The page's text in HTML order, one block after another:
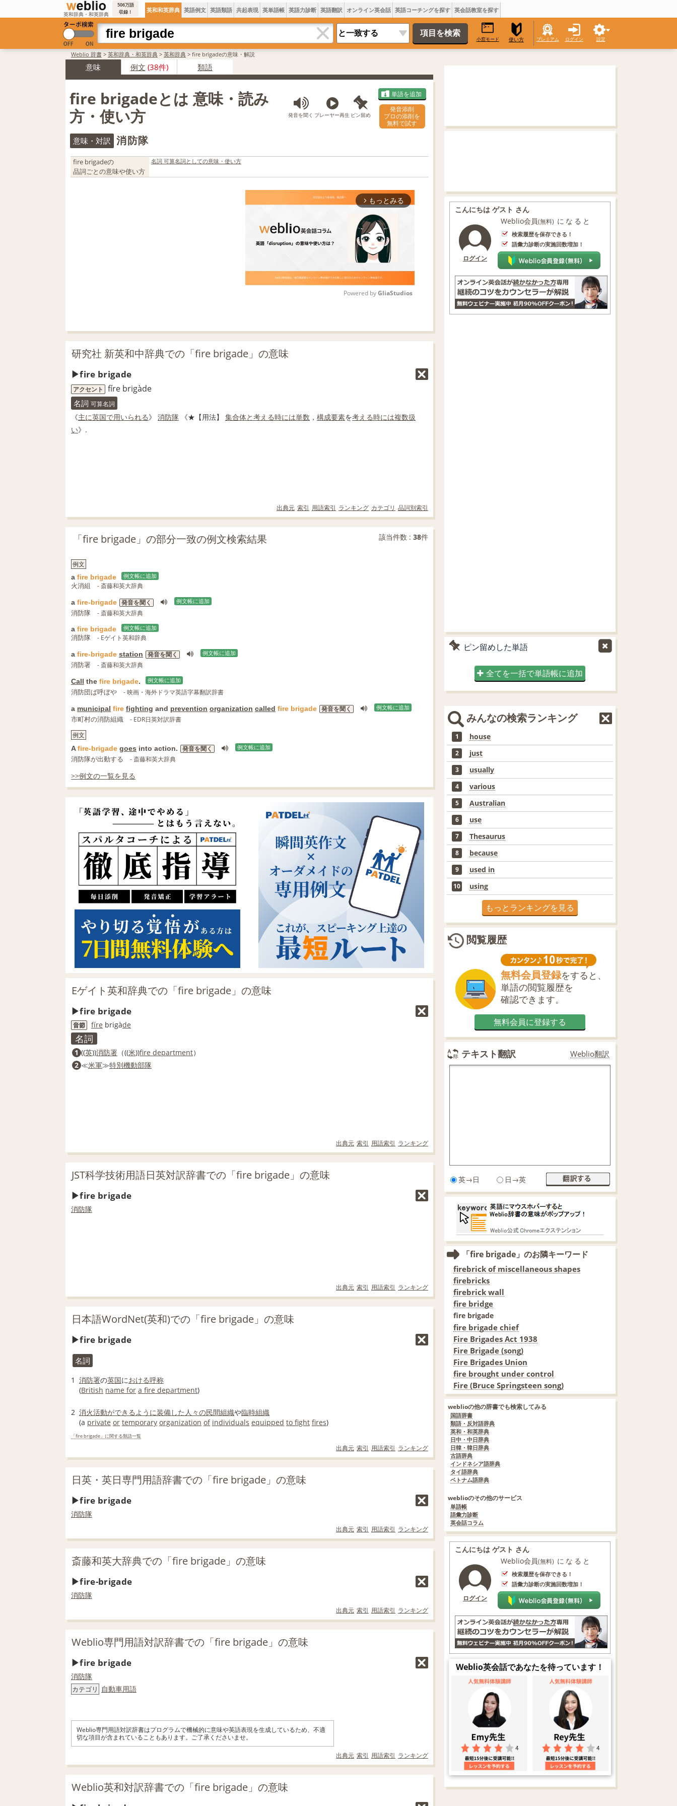
英和辞典・和英辞典
506万語
収録！
英和和英辞典 英語例文 英語類語 共起表現 英単語帳 英語力診断 英語翻訳 オンライン英会話 英語コーチングを探す 英会話教室を探す
小窓モード 使い方 プレミアム ログイン 設定
Weblio 辞書 > 英和辞典・和英辞典 > 英和辞典 > fire brigadeの意味・解説
意味 例文 (38件) 類語
fire brigadeとは 意味・読み
方・使い方
発音を聞く プレーヤー再生 ピン留め
単語を追加
発音添削
プロの添削を
無料で試す
意味・対訳 消防隊
fire brigadeの
品詞ごとの意味や使い方
名詞 可算名詞としての意味・使い方
arrow_forward_ios もっとみる
Powered by GliaStudios
研究社 新英和中辞典での「fire brigade」の意味
fire brigade
アクセント fíre brigàde
名詞 可算名詞
《主に英国で用いられる》 消防隊 《★ 【用法】 集合体と考える時には単数 ， 構成要素を考える時には複数扱
い》.
出典元 索引 用語索引 ランキング カテゴリ 品詞別索引
「fire brigade」の部分一致の例文検索結果 該当件数 : 38件
例文
a fire brigade 例文帳に追加
火消組 - 斎藤和英大辞典
a fire-brigade 発音を聞く 例文帳に追加
消防隊 - 斎藤和英大辞典
a fire brigade 例文帳に追加
消防隊 - Eゲイト英和辞典
a fire-brigade station 発音を聞く 例文帳に追加
消防署 - 斎藤和英大辞典
Call the fire brigade. 例文帳に追加
消防団ば呼ぼや - 映画・海外ドラマ英語字幕翻訳辞書
a municipal fire fighting and prevention organization called fire brigade 発音を聞く 例文帳に追加
市町村の消防組織
- EDR日英対訳辞書
例文
Afire-brigade goes into action. 発音を聞く 例文帳に追加
消防隊が出動する - 斎藤和英大辞典
>>例文の一覧を見る
Eゲイト英和辞典での「fire brigade」の意味
fire brigade
音節 fire brigàde
名詞
1 ((英))消防署 （((米))fire department）
2 ≪米軍≫特別機動部隊
出典元 索引 用語索引 ランキング
JST科学技術用語日英対訳辞書での「fire brigade」の意味
fire brigade
消防隊
出典元 索引 用語索引 ランキング
日本語WordNet(英和)での「fire brigade」の意味
fire brigade
名詞
1 消防署の英国における呼称
(British name for a fire department)
2 消火活動ができる ように装備した 人々の民間組織や臨時組織
(a private or temporary organization of individuals equipped to fight fires)
「fire brigade」に関する類語一覧
出典元 索引 用語索引 ランキング
日英・英日専門用語辞書での「fire brigade」の意味
fire brigade
消防隊
出典元 索引 用語索引 ランキング
斎藤和英大辞典での「fire brigade」の意味
fire-brigade
消防隊
出典元 索引 用語索引 ランキング
Weblio専門用語対訳辞書での「fire brigade」の意味
fire brigade
消防隊
カテゴリ 自動車用語
Weblio専門用語対訳辞書はプログラムで機械的に意味や英語表現を生成しているため、不適
切な項目が含まれていることもあります。ご了承くださいませ。
出典元 索引 用語索引 ランキング
Weblio英和対訳辞書での「fire brigade」の意味
こんにちは ゲスト さん
ログイン
Weblio会員(無料) になると
検索履歴を保存できる！
語彙力診断の実施回数増加！
ピン留めした単語
全てを一括で単語帳に追加
みんなの検索ランキング
1 house
2 just
3 usually
4 various
5 Australian
6 use
7 Thesaurus
8 because
9 used in
10 using
もっとランキングを見る
閲覧履歴
無料会員登録をすると、
単語の閲覧履歴を
確認できます。
無料会員に登録する
テキスト翻訳 Weblio翻訳
英→日 日→英
「fire brigade」のお隣キーワード
firebrick of miscellaneous shapes
firebricks
firebrick wall
fire bridge
fire brigade
fire brigade chief
Fire Brigades Act 1938
Fire Brigade (song)
Fire Brigades Union
fire brought under control
Fire (Bruce Springsteen song)
weblioの他の辞書でも検索してみる
国語辞書
類語・反対語辞典
英和・和英辞典
日中・中日辞典
日韓・韓日辞典
古語辞典
インドネシア語辞典
タイ語辞典
ベトナム語辞典
weblioのその他のサービス
単語帳
語彙力診断
英会話コラム
こんにちは ゲスト さん
ログイン
Weblio会員(無料) になると
検索履歴を保存できる！
語彙力診断の実施回数増加！
Weblio英会話であなたを待っています！